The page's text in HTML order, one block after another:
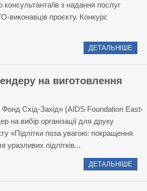
ів з надання послуг
виконавців проєкту. Конкурс
ДЕТАЛЬНІШЕ
на виготовлення
Схід-Захід» (AIDS Foundation East-
вибір організації для друку
«Підлітки поза увагою: покращення
уразливих підлітків...
ДЕТАЛЬНІШЕ